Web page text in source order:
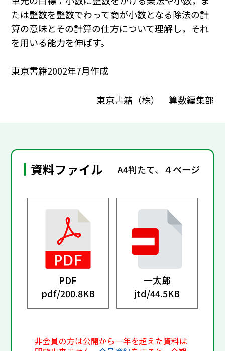
たは整数を整数でわって商が小数となる除法の計
算の意味とその計算の仕方について理解し，それ
を用いる能力を伸ばす。
東京書籍2002年7月作成
東京書籍（株） 算数編集部
資料ファイル A4判たて、４ページ
PDF
pdf/200.8KB
一太郎
jtd/44.5KB
非会員の方は公開から一年を超えた資料は